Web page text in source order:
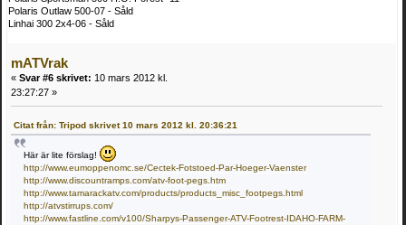
Polaris Outlaw 500-07 - Såld
Linhai 300 2x4-06 - Såld
mATVrak
« Svar #6 skrivet: 10 mars 2012 kl.
23:27:27 »
Citat från: Tripod skrivet 10 mars 2012 kl. 20:36:21
Här är lite förslag!
http://www.eumoppenomc.se/Cectek-Fotstoed-Par-Hoeger-Vaenster
http://www.discountramps.com/atv-foot-pegs.htm
http://www.tamarackatv.com/products/products_misc_footpegs.html
http://atvstirrups.com/
http://www.fastline.com/v100/Sharpys-Passenger-ATV-Footrest-IDAHO-FARM-